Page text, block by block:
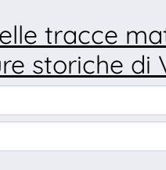
tracce
storiche di